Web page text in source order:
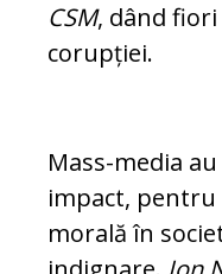
CSM, dând
corupției.
Mass-media
im­pact, pentru
morală în